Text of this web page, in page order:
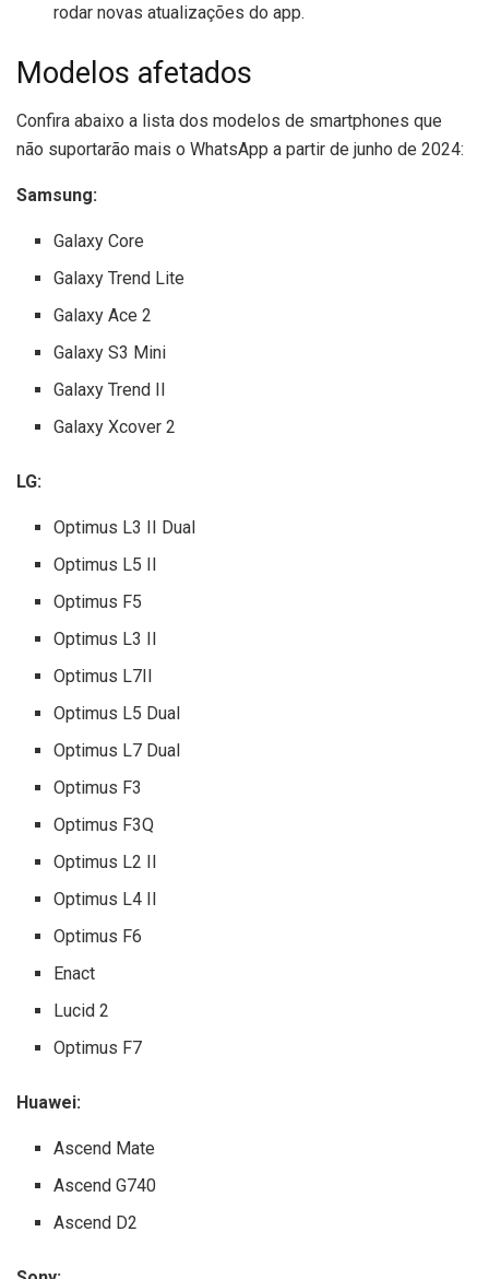
rodar novas atualizações do app.
Modelos afetados
Confira abaixo a lista dos modelos de smartphones que
não suportarão mais o WhatsApp a partir de junho de 2024:
Samsung:
Galaxy Core
Galaxy Trend Lite
Galaxy Ace 2
Galaxy S3 Mini
Galaxy Trend II
Galaxy Xcover 2
LG:
Optimus L3 II Dual
Optimus L5 II
Optimus F5
Optimus L3 II
Optimus L7II
Optimus L5 Dual
Optimus L7 Dual
Optimus F3
Optimus F3Q
Optimus L2 II
Optimus L4 II
Optimus F6
Enact
Lucid 2
Optimus F7
Huawei:
Ascend Mate
Ascend G740
Ascend D2